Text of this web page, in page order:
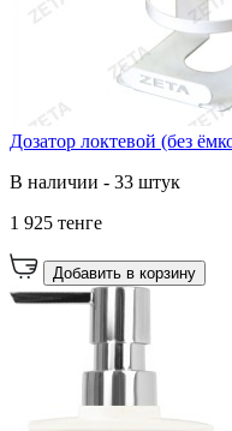
Дозатор локтевой (без
В наличии - 33 штук
1 925 тенге
Добавить в корзину